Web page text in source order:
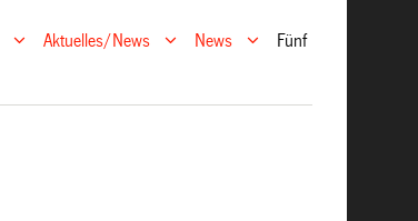
Aktuelles/News News
Fünf